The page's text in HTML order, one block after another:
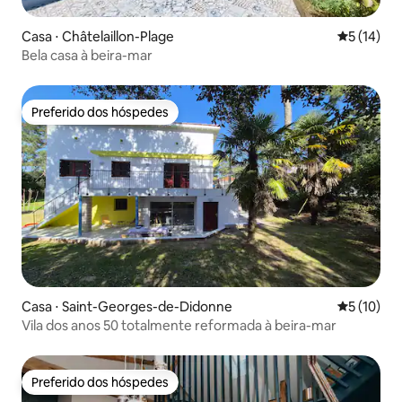
Casa ⋅ Châtelaillon-Plage 5 de uma
5 (14)
Bela casa à beira-mar
Preferido dos hóspedes
Preferido dos hóspedes
Casa ⋅ Saint-Georges-de-Didonne 5 de uma
5 (10)
Vila dos anos 50 totalmente reformada à beira-mar
Preferido dos hóspedes
Preferido dos hóspedes